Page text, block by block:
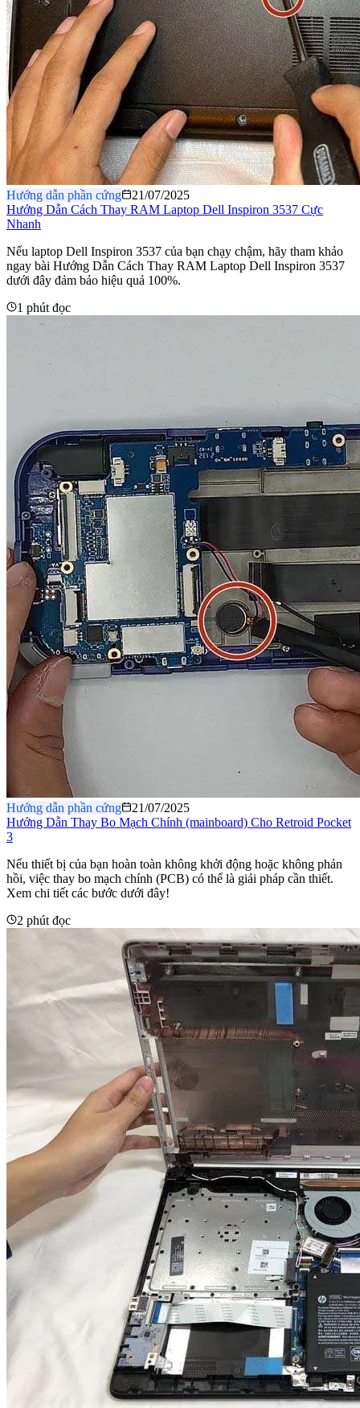
Hướng dẫn phần cứng
21/07/2025
Hướng Dẫn Cách Thay RAM Laptop Dell Inspiron 3537 Cực
Nhanh
Nếu laptop Dell Inspiron 3537 của bạn chạy chậm, hãy tham khảo
ngay bài Hướng Dẫn Cách Thay RAM Laptop Dell Inspiron 3537
dưới đây đảm bảo hiệu quả 100%.
1 phút đọc
Hướng dẫn phần cứng
21/07/2025
Hướng Dẫn Thay Bo Mạch Chính (mainboard) Cho Retroid Pocket
3
Nếu thiết bị của bạn hoàn toàn không khởi động hoặc không phản
hồi, việc thay bo mạch chính (PCB) có thể là giải pháp cần thiết.
Xem chi tiết các bước dưới đây!
2 phút đọc